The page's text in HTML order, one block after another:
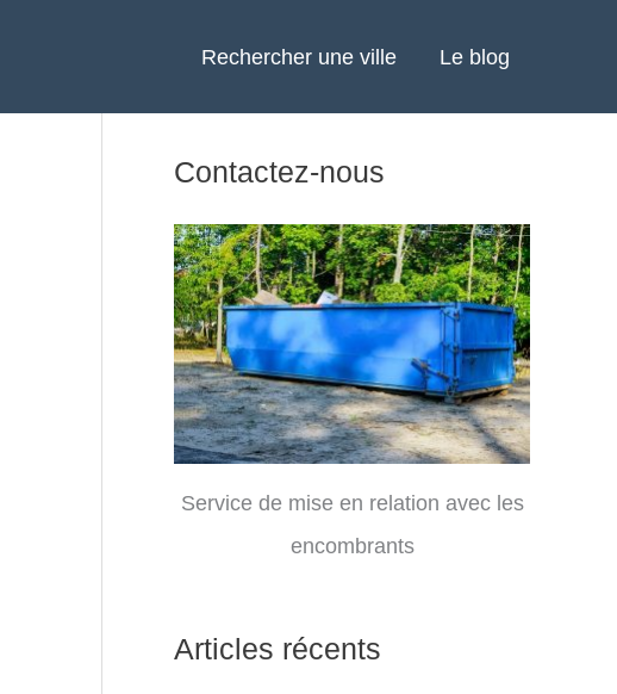
Rechercher une ville Le blog
Contactez-nous
Service de mise en relation avec les
encombrants
Articles récents